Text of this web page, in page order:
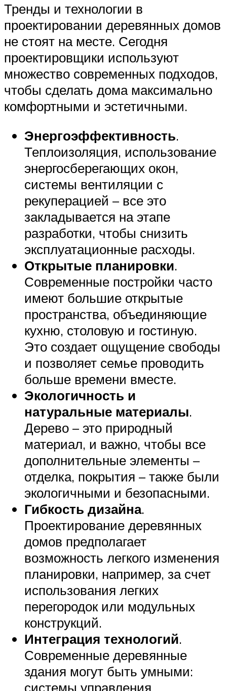
Тренды и технологии в
проектировании деревянных домов
не стоят на месте. Сегодня
проектировщики используют
множество современных подходов,
чтобы сделать дома максимально
комфортными и эстетичными.
Энергоэффективность.
Теплоизоляция, использование
энергосберегающих окон,
системы вентиляции с
рекуперацией – все это
закладывается на этапе
разработки, чтобы снизить
эксплуатационные расходы.
Открытые планировки.
Современные постройки часто
имеют большие открытые
пространства, объединяющие
кухню, столовую и гостиную.
Это создает ощущение свободы
и позволяет семье проводить
больше времени вместе.
Экологичность и
натуральные материалы.
Дерево – это природный
материал, и важно, чтобы все
дополнительные элементы –
отделка, покрытия – также были
экологичными и безопасными.
Гибкость дизайна.
Проектирование деревянных
домов предполагает
возможность легкого изменения
планировки, например, за счет
использования легких
перегородок или модульных
конструкций.
Интеграция технологий.
Современные деревянные
здания могут быть умными:
системы управления